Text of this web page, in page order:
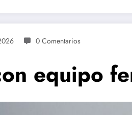
0 Comentarios
equipo